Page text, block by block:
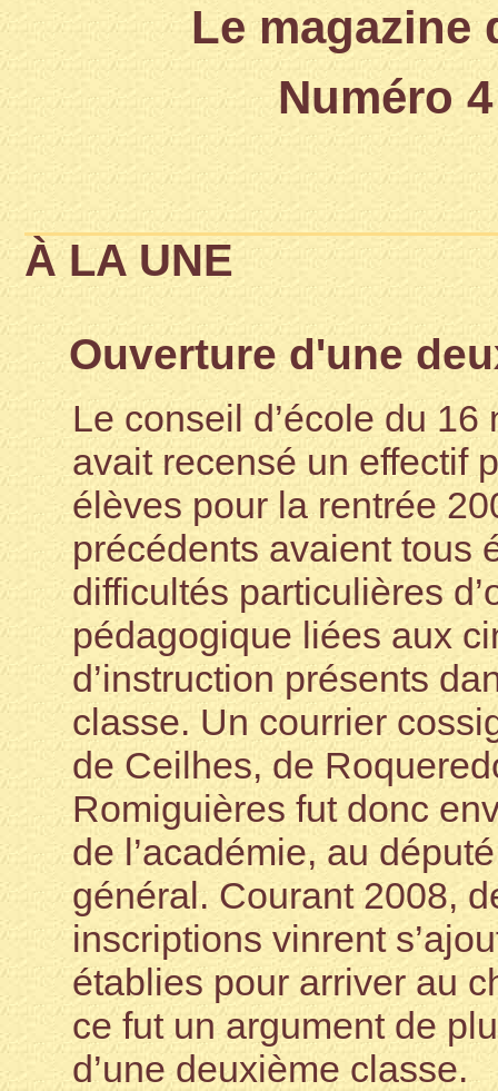
Le magazine
Numéro
À LA UNE
Ouverture d'une
Le conseil d’école du 16
avait recensé un effectif
élèves pour la rentrée
précédents avaient tous
difficultés particulières
pédagogique liées aux
d’instruction présents
classe. Un courrier
de Ceilhes, de
Romiguières fut donc
de l’académie, au
général. Courant 2008,
inscriptions vinrent
établies pour arriver au
ce fut un argument de
d’une deuxième classe.